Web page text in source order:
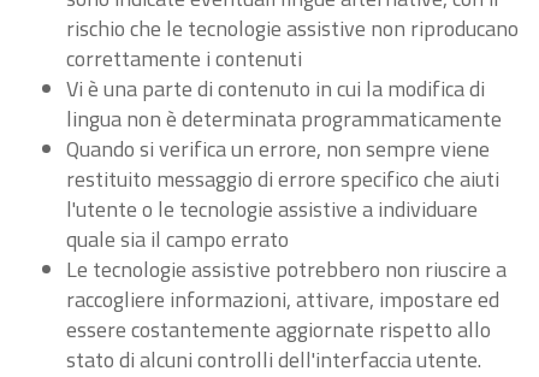
rischio che le tecnologie assistive non riproducano
correttamente i contenuti
Vi è una parte di contenuto in cui la modifica di
lingua non è determinata programmaticamente
Quando si verifica un errore, non sempre viene
restituito messaggio di errore specifico che aiuti
l'utente o le tecnologie assistive a individuare
quale sia il campo errato
Le tecnologie assistive potrebbero non riuscire a
raccogliere informazioni, attivare, impostare ed
essere costantemente aggiornate rispetto allo
stato di alcuni controlli dell'interfaccia utente.